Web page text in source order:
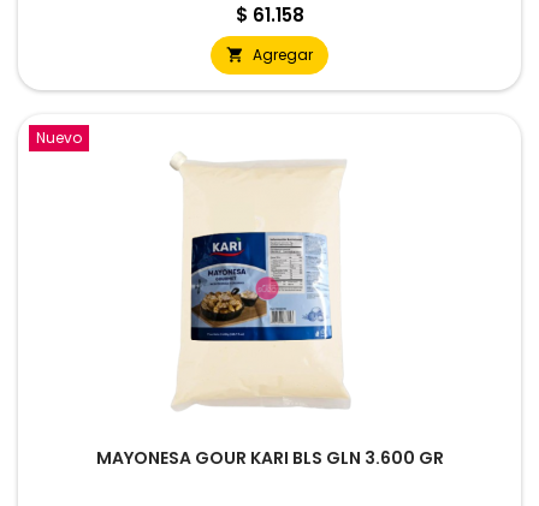
Precio
$ 61.158
 Agregar
Nuevo
MAYONESA GOUR KARI BLS GLN 3.600 GR